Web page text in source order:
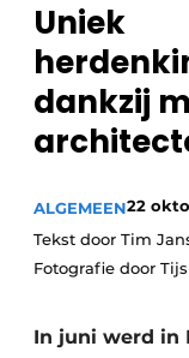
Nieuwsbrief
Podcasts
Privacy /
Vacature
Video’s
Aanmelden
Beton &
BIM
Uniek
dankzij
ALGEMEEN22
Tekst door Tim
Fotografie door
In juni werd in